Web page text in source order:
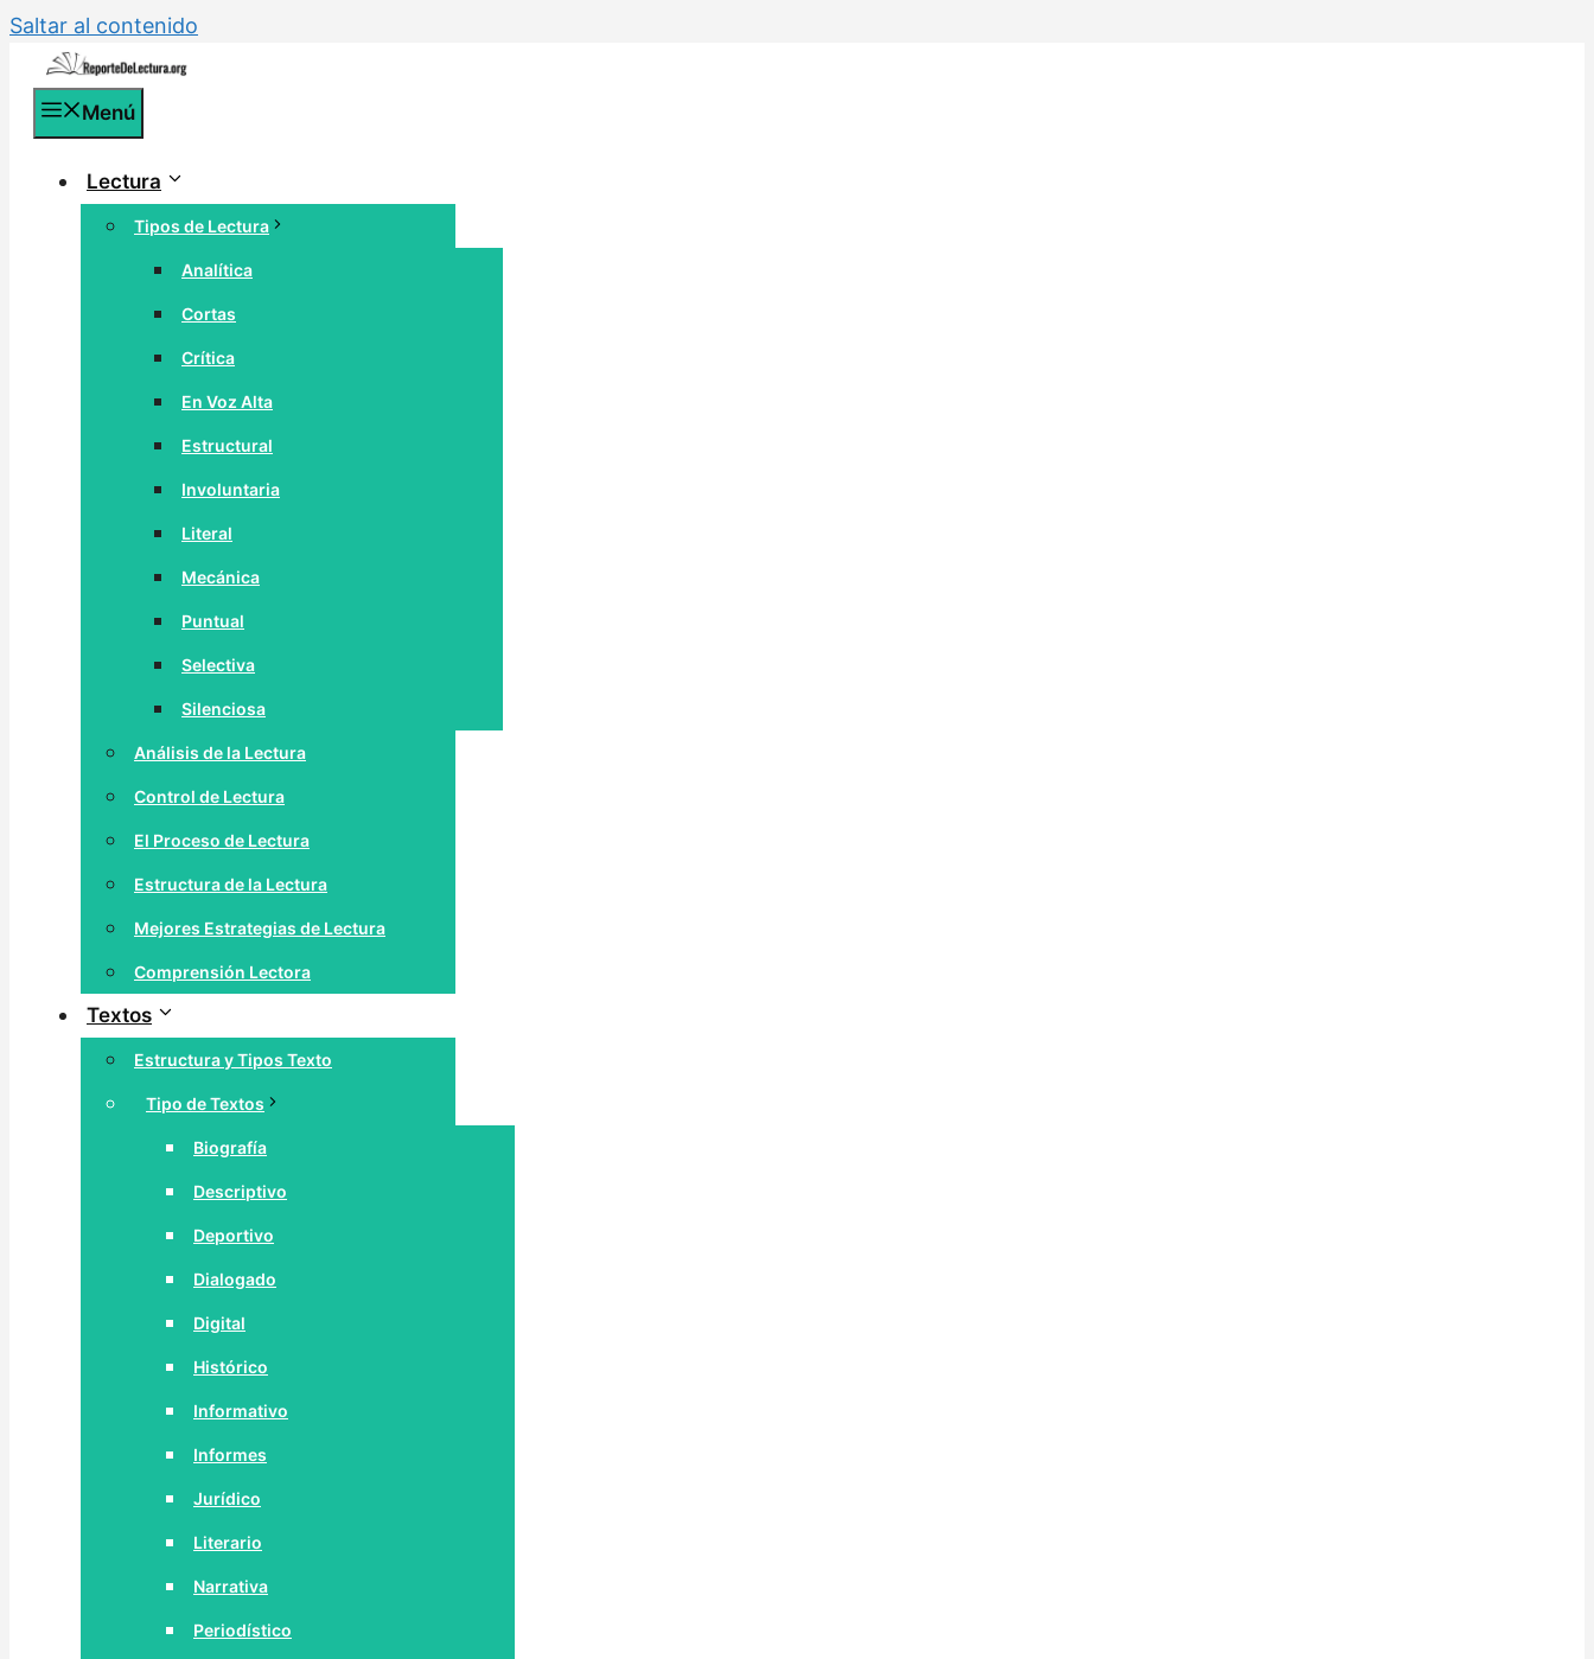
Saltar al contenido
Menú
Lectura
Tipos de Lectura
Analítica
Cortas
Crítica
En Voz Alta
Estructural
Involuntaria
Literal
Mecánica
Puntual
Selectiva
Silenciosa
Análisis de la Lectura
Control de Lectura
El Proceso de Lectura
Estructura de la Lectura
Mejores Estrategias de Lectura
Comprensión Lectora
Textos
Estructura y Tipos Texto
Tipo de Textos
Biografía
Descriptivo
Deportivo
Dialogado
Digital
Histórico
Informativo
Informes
Jurídico
Literario
Narrativa
Periodístico